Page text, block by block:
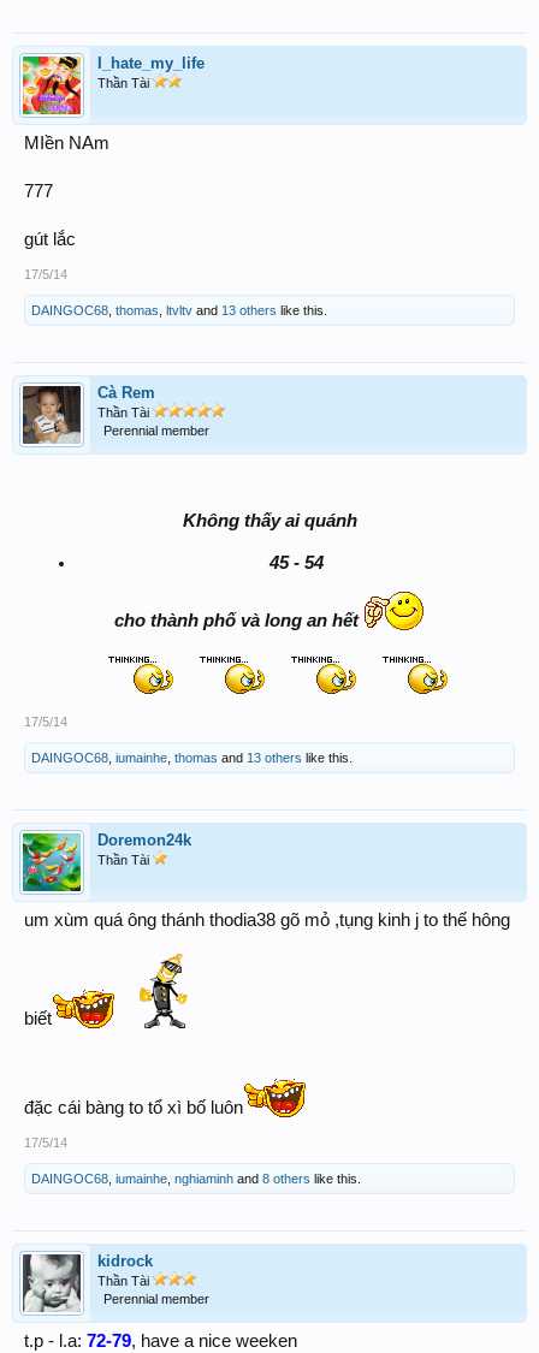
I_hate_my_life
Thần Tài
MIền NAm
777
gút lắc
17/5/14
DAINGOC68 thomas ltvltv and 13 others like this.
Cà Rem
Thần Tài
Perennial member
Không thấy ai quánh
45 - 54
cho thành phố và long an hết
17/5/14
DAINGOC68 iumainhe thomas and 13 others like this.
Doremon24k
Thần Tài
um xùm quá ông thánh thodia38 gõ mỏ ,tụng kinh j to thế hông
biết
đặc cái bàng to tổ xì bố luôn
17/5/14
DAINGOC68 iumainhe nghiaminh and 8 others like this.
kidrock
Thần Tài
Perennial member
t.p - l.a: 72-79, have a nice weeken